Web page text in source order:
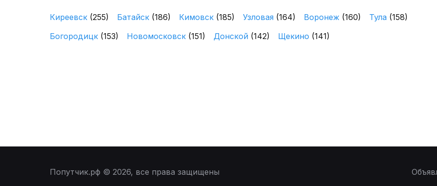
Киреевск (255) Батайск (186) Кимовск (185) Узловая (164) Воронеж (160) Тула (158)
Богородицк (153) Новомосковск (151) Донской (142) Щекино (141)
Попутчик.рф © 2026, все права защищены